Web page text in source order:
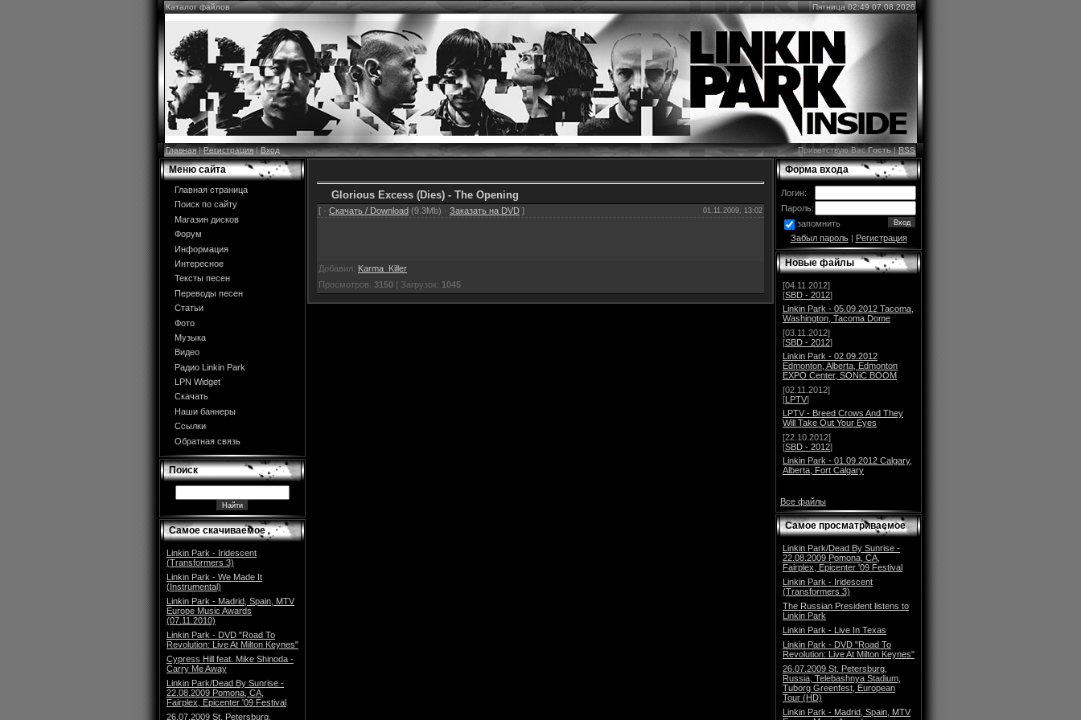
Каталог файлов Пятница 02:49 07.08.2026
Главная|Регистрация|Вход Приветствую ВасГость|RSS
Меню сайта
Главная страница
Поиск по сайту
Магазин дисков
Форум
Информация
Интересное
Тексты песен
Переводы песен
Статьи
Фото
Музыка
Видео
Радио Linkin Park
LPN Widget
Скачать
Наши баннеры
Ссылки
Обратная связь
Поиск
Самое скачиваемое
Linkin Park - Iridescent
(Transformers 3)
Linkin Park - We Made It
(Instrumental)
Linkin Park - Madrid, Spain, MTV
Europe Music Awards
(07.11.2010)
Linkin Park - DVD "Road To
Revolution: Live At Milton Keynes"
Cypress Hill feat. Mike Shinoda -
Carry Me Away
Linkin Park/Dead By Sunrise -
22.08.2009 Pomona, CA,
Fairplex, Epicenter '09 Festival
26.07.2009 St. Petersburg,
Glorious Excess (Dies) - The Opening
[ · Скачать / Download (9.3Mb) · Заказать на DVD ] 01.11.2009, 13:02
Добавил: Karma_Killer
Просмотров: 3150 | Загрузок: 1045
Форма входа
Логин:
Пароль:
запомнить
Забыл пароль| Регистрация
Новые файлы
[04.11.2012]
[SBD - 2012]
Linkin Park - 05.09.2012 Tacoma,
Washington, Tacoma Dome
[03.11.2012]
[SBD - 2012]
Linkin Park - 02.09.2012
Edmonton, Alberta, Edmonton
EXPO Center, SONiC BOOM
[02.11.2012]
[LPTV]
LPTV - Breed Crows And They
Will Take Out Your Eyes
[22.10.2012]
[SBD - 2012]
Linkin Park - 01.09.2012 Calgary,
Alberta, Fort Calgary
Все файлы
Самое просматриваемое
Linkin Park/Dead By Sunrise -
22.08.2009 Pomona, CA,
Fairplex, Epicenter '09 Festival
Linkin Park - Iridescent
(Transformers 3)
The Russian President listens to
Linkin Park
Linkin Park - Live In Texas
Linkin Park - DVD "Road To
Revolution: Live At Milton Keynes"
26.07.2009 St. Petersburg,
Russia, Telebashnya Stadium,
Tuborg Greenfest, European
Tour (HD)
Linkin Park - Madrid, Spain, MTV